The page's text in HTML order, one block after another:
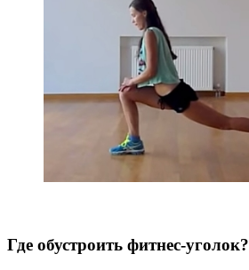
Где обустроить фитнес-уголок?